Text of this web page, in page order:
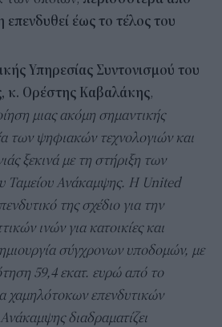
επενδυθεί έως το τέλος του
Υπηρεσίας Συντονισμού του
κ. Ορέστης Καβαλάκης,
μιας ακόμη σημαντικής
των ψηφιακών τεχνολογιών και
ξεκινά με τη στήριξη των
Ταμείου Ανάκαμψης. Η United
της σχέδιο για την
ινών για κατοικίες και
σύγχρονων υποδομών, με
59,4 εκατ. ευρώ από το
χαμηλότοκων επενδυτικών
διαδραματίζει